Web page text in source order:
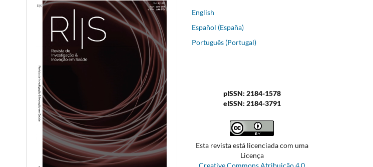
English
Español (España)
Português (Portugal)
pISSN: 2184-1578
eISSN: 2184-3791
Esta revista está licenciada com uma
Licença
Creative Commons Atribuição 4.0